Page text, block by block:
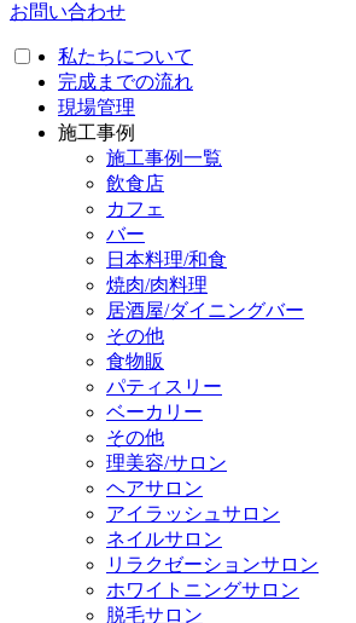
お問い合わせ
私たちについて
完成までの流れ
現場管理
施工事例
施工事例一覧
飲食店
カフェ
バー
日本料理/和食
焼肉/肉料理
居酒屋/ダイニングバー
その他
食物販
パティスリー
ベーカリー
その他
理美容/サロン
ヘアサロン
アイラッシュサロン
ネイルサロン
リラクゼーションサロン
ホワイトニングサロン
脱毛サロン